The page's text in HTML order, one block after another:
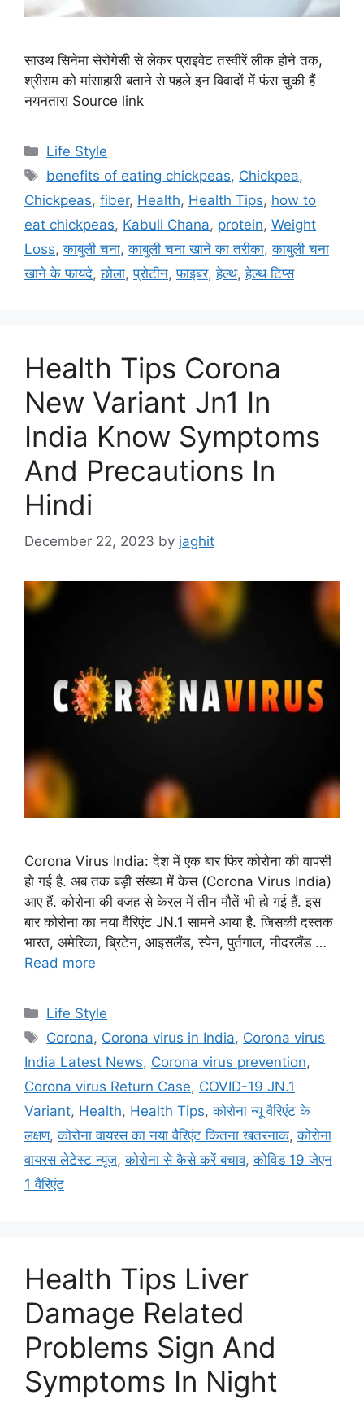
साउथ सिनेमा सेरोगेसी से लेकर प्राइवेट तस्वीरें लीक होने तक,
श्रीराम को मांसाहारी बताने से पहले इन विवादों में फंस चुकी हैं
नयनतारा Source link
C
a
e
g
o
r
Life Style
T
a
s
benefits of eating chickpeas, Chickpea,
Chickpeas, fiber, Health, Health Tips, how to
eat chickpeas, Kabuli Chana, protein, Weight
Loss,काबुली चना,काबुली चना खाने का तरीका,काबुली चना
खाने के फायदे,छोला,प्रोटीन,फाइबर,हेल्थ,हेल्थ टिप्स
Health Tips Corona
New Variant Jn1 In
India Know Symptoms
And Precautions In
Hindi
December 22, 2023 by jaghit
Corona Virus India: देश में एक बार फिर कोरोना की वापसी
हो गई है. अब तक बड़ी संख्या में केस (Corona Virus India)
आए हैं. कोरोना की वजह से केरल में तीन मौतें भी हो गई हैं. इस
बार कोरोना का नया वैरिएंट JN.1 सामने आया है. जिसकी दस्तक
भारत, अमेरिका, ब्रिटेन, आइसलैंड, स्पेन, पुर्तगाल, नीदरलैंड …
Read more
C
a
e
g
o
r
i
s
Life Style
T
a
s
Corona, Corona virus in India, Corona virus
India Latest News, Corona virus prevention,
Corona virus Return Case, COVID-19 JN.1
Variant, Health, Health Tips,कोरोना न्यू वैरिएंट के
लक्षण,कोरोना वायरस का नया वैरिएंट कितना खतरनाक,कोरोना
वायरस लेटेस्ट न्यूज,कोरोना से कैसे करें बचाव,कोविड 19 जेएन
1 वैरिएंट
Health Tips Liver
Damage Related
Problems Sign And
Symptoms In Night